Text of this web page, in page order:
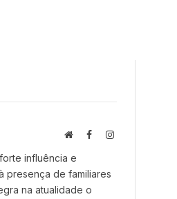
WebsiteFacebookInstagram
influência e
presença de familiares
na atualidade o